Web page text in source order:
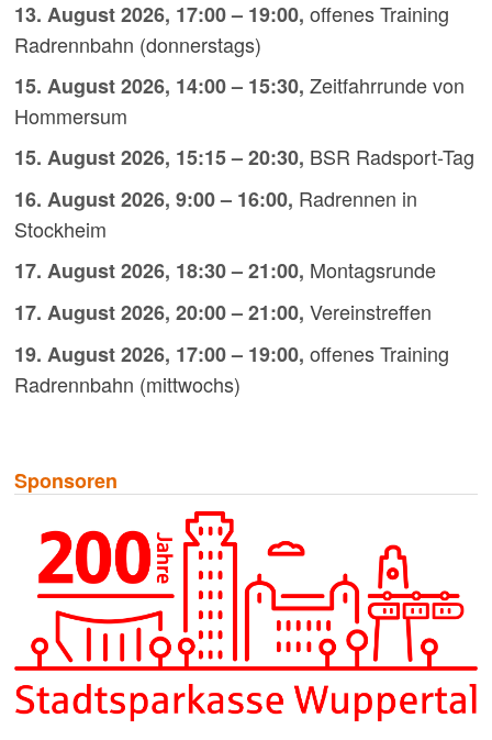
13. August 2026, 17:00– 19:00, offenes Training
Radrennbahn (donnerstags)
15. August 2026, 14:00– 15:30, Zeitfahrrunde von
Hommersum
15. August 2026, 15:15– 20:30, BSR Radsport-Tag
16. August 2026, 9:00– 16:00, Radrennen in
Stockheim
17. August 2026, 18:30– 21:00, Montagsrunde
17. August 2026, 20:00– 21:00, Vereinstreffen
19. August 2026, 17:00– 19:00, offenes Training
Radrennbahn (mittwochs)
Sponsoren